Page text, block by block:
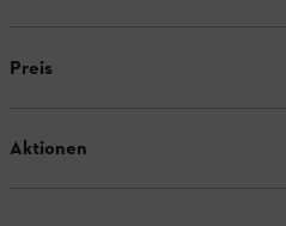
Preis
Aktionen